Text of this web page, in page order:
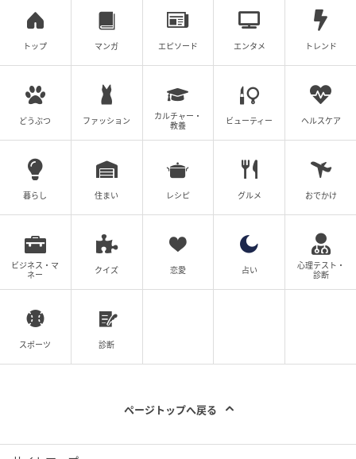
トップ マンガ エピソード エンタメ トレンド
どうぶつ ファッション
カルチャー・
教養
ビューティー ヘルスケア
暮らし 住まい レシピ グルメ おでかけ
ビジネス・マ
ネー
クイズ 恋愛 占い
心理テスト・
診断
スポーツ 診断
ページトップへ戻る